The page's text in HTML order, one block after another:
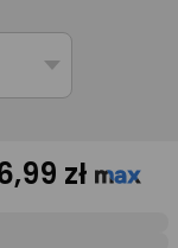
zł